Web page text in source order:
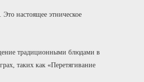
настоящее этническое
традиционными блюдами в
таких как «Перетягивание